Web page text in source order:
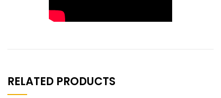
RELATED PRODUCTS